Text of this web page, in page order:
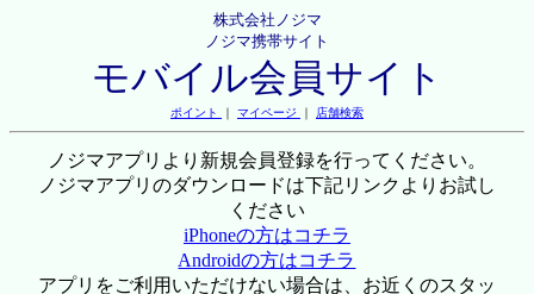
株式会社ノジマ
ノジマ携帯サイト
モバイル会員サイト
ポイント ｜ マイページ ｜ 店舗検索
ノジマアプリより新規会員登録を行ってください。
ノジマアプリのダウンロードは下記リンクよりお試し
ください
iPhoneの方はコチラ
Androidの方はコチラ
アプリをご利用いただけない場合は、お近くのスタッ